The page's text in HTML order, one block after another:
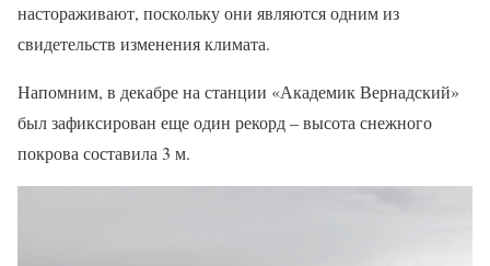
настораживают, поскольку они являются одним из
свидетельств изменения климата.
Напомним, в декабре на станции «Академик Вернадский»
был зафиксирован еще один рекорд – высота снежного
покрова составила 3 м.